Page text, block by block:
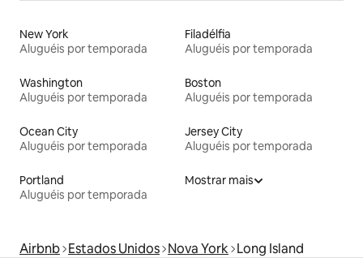
New York
Aluguéis por temporada
Filadélfia
Aluguéis por temporada
Washington
Aluguéis por temporada
Boston
Aluguéis por temporada
Ocean City
Aluguéis por temporada
Jersey City
Aluguéis por temporada
Portland
Aluguéis por temporada
Mostrar mais
Airbnb Estados Unidos Nova York Long Island